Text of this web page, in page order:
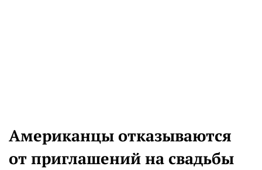
Американцы отказываются
от приглашений на свадьбы